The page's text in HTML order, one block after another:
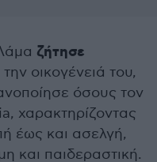
ζήτησε
οικογένειά του,
όσους τον
χαρακτηρίζοντας
έως και ασελγή,
και παιδεραστική.